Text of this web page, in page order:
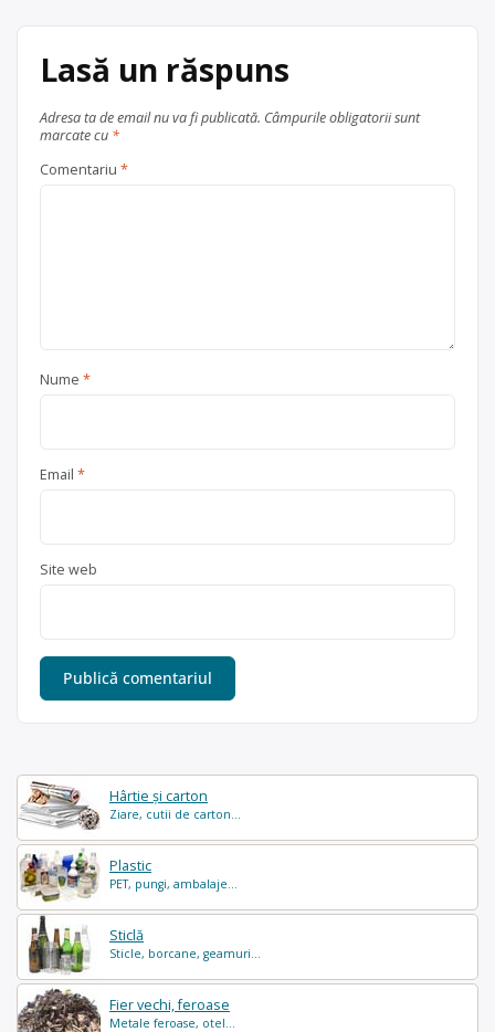
Hârtie și carton
Ziare, cutii de carton...
Plastic
PET, pungi, ambalaje...
Sticlă
Sticle, borcane, geamuri...
Fier vechi, feroase
Metale feroase, otel...
electrocasnice (DEEE) , în
Lasă un răspuns
Adresa ta de email nu va fi publicată. Câmpurile obligatorii sunt
marcate cu *
Comentariu *
Nume *
Email *
Site web